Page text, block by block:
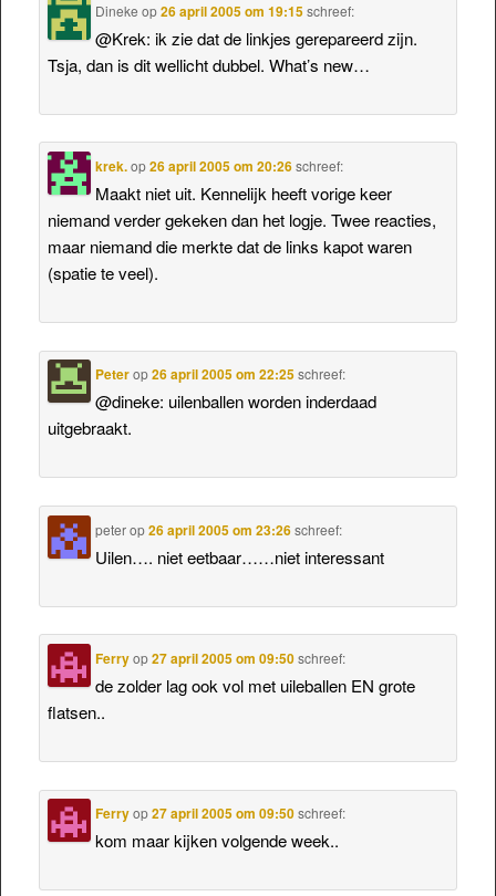
Dineke op26 april 2005 om 19:15 schreef:
@Krek: ik zie dat de linkjes gerepareerd zijn.
Tsja, dan is dit wellicht dubbel. What’s new…
krek.op26 april 2005 om 20:26 schreef:
Maakt niet uit. Kennelijk heeft vorige keer
niemand verder gekeken dan het logje. Twee reacties,
maar niemand die merkte dat de links kapot waren
(spatie te veel).
Peterop26 april 2005 om 22:25 schreef:
@dineke: uilenballen worden inderdaad
uitgebraakt.
peterop26 april 2005 om 23:26 schreef:
Uilen…. niet eetbaar……niet interessant
Ferryop27 april 2005 om 09:50 schreef:
de zolder lag ook vol met uileballen EN grote
flatsen..
Ferryop27 april 2005 om 09:50 schreef:
kom maar kijken volgende week..